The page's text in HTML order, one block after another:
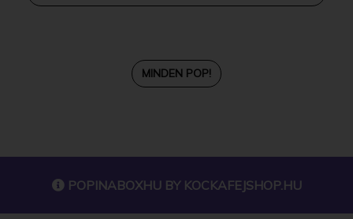
MINDEN POP!
POPINABOXHU BY KOCKAFEJSHOP.HU